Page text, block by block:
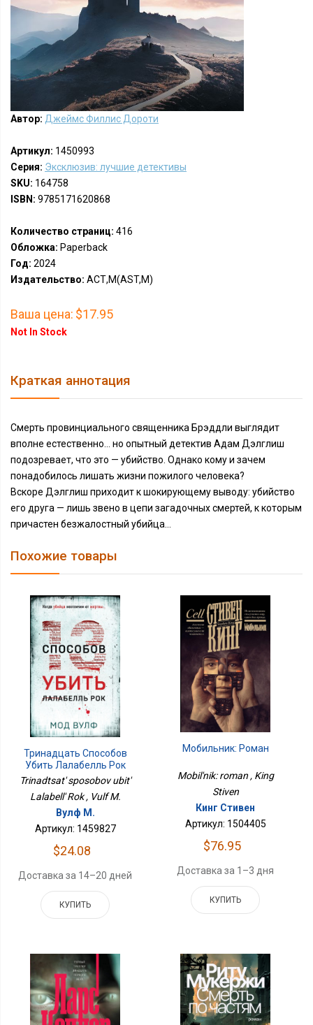
Автор: Джеймс Филлис Дороти
Артикул: 1450993
Серия: Эксклюзив: лучшие детективы
SKU: 164758
ISBN: 9785171620868
Количество страниц: 416
Обложка: Paperback
Год: 2024
Издательство: АСТ,М(AST,M)
Ваша цена: $17.95
Not In Stock
Краткая аннотация
Смерть провинциального священника Брэддли выглядит
вполне естественно… но опытный детектив Адам Дэлглиш
подозревает, что это — убийство. Однако кому и зачем
понадобилось лишать жизни пожилого человека?
Вскоре Дэлглиш приходит к шокирующему выводу: убийство
его друга — лишь звено в цепи загадочных смертей, к которым
причастен безжалостный убийца…
Похожие товары
Тринадцать Способов
Убить Лалабелль Рок
Trinadtsat' sposobov ubit'
Lalabell' Rok , Vulf M.
Вулф М.
Артикул: 1459827
$24.08
Доставка за 14–20 дней
КУПИТЬ
Мобильник: Роман
Mobil'nik: roman , King
Stiven
Кинг Стивен
Артикул: 1504405
$76.95
Доставка за 1–3 дня
КУПИТЬ